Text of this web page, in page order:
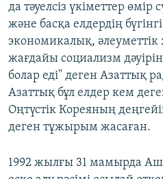
да тәуелсіз үкіметтер
және басқа елдердің
экономикалық,
жағдайы социализм
болар еді" деген Азаттық
Азаттық бұл елдер кем
Оңтүстік Кореяның
деген тұжырым жасаған.
1992 жылғы 31 мамырда